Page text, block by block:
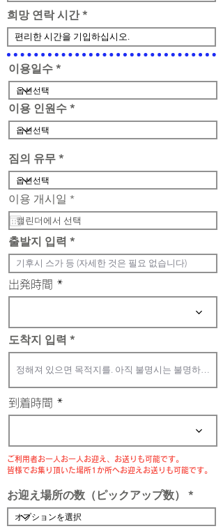
희망 연락 시간
이용일수
이용 인원수
짐의 유무
이용 개시일 *r
e
q
u
i
r
e
d
출발지 입력
出発時間
도착지 입력
到着時間
ご利用者お一人お一人お迎え、お送りも可能です。
皆様でお集り頂いた場所1か所へお迎えお送りも可能です。
お迎え場所の数（ピックアップ数）